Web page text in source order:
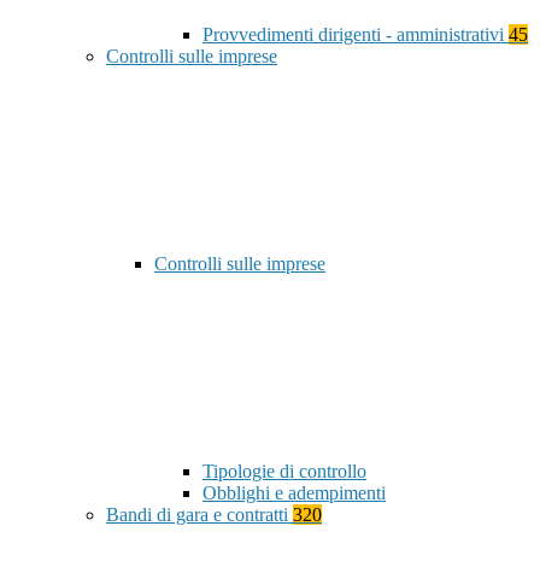
Provvedimenti dirigenti - amministrativi 45
Controlli sulle imprese
Controlli sulle imprese
Tipologie di controllo
Obblighi e adempimenti
Bandi di gara e contratti 320